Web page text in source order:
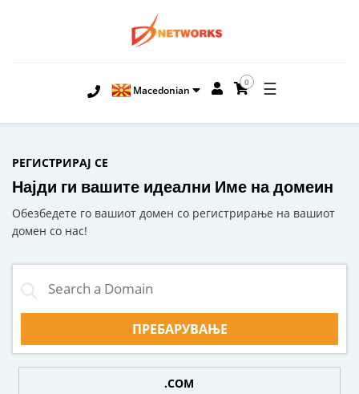
Macedonian
0 ☰
РЕГИСТРИРАЈ СЕ
Најди ги вашите идеални Име на домеин
Обезбедете го вашиот домен со регистрирање на вашиот
домен со нас!
.COM